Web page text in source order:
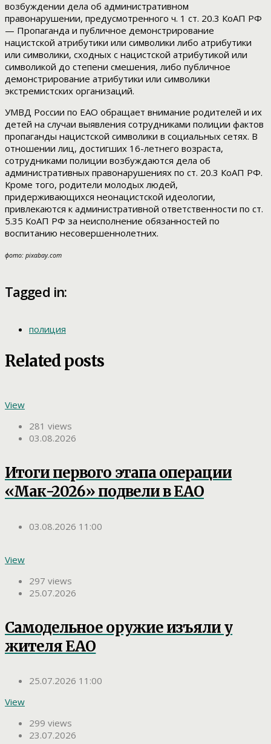
возбуждении дела об административном
правонарушении, предусмотренного ч. 1 ст. 20.3 КоАП РФ
— Пропаганда и публичное демонстрирование
нацистской атрибутики или символики либо атрибутики
или символики, сходных с нацистской атрибутикой или
символикой до степени смешения, либо публичное
демонстрирование атрибутики или символики
экстремистских организаций.
УМВД России по ЕАО обращает внимание родителей и их
детей на случаи выявления сотрудниками полиции фактов
пропаганды нацистской символики в социальных сетях. В
отношении лиц, достигших 16-летнего возраста,
сотрудниками полиции возбуждаются дела об
административных правонарушениях по ст. 20.3 КоАП РФ.
Кроме того, родители молодых людей,
придерживающихся неонацистской идеологии,
привлекаются к административной ответственности по ст.
5.35 КоАП РФ за неисполнение обязанностей по
воспитанию несовершеннолетних.
фото: pixabay.com
Tagged in:
полиция
Related posts
View
281 views
03.08.2026
Итоги первого этапа операции
«Мак-2026» подвели в ЕАО
03.08.2026 11:00
View
297 views
25.07.2026
Самодельное оружие изъяли у
жителя ЕАО
25.07.2026 11:00
View
299 views
23.07.2026